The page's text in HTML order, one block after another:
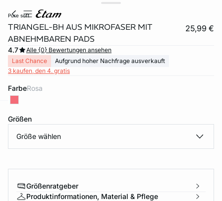
pure soft
TRIANGEL-BH AUS MIKROFASER MIT
ABNEHMBAREN PADS
25,99 €
4.7
Alle {0} Bewertungen ansehen
Last Chance
Aufgrund hoher Nachfrage ausverkauft
3 kaufen, den 4. gratis
Farbe rosa
Größen
Größe wählen
Größenratgeber
Produktinformationen, Material & Pflege